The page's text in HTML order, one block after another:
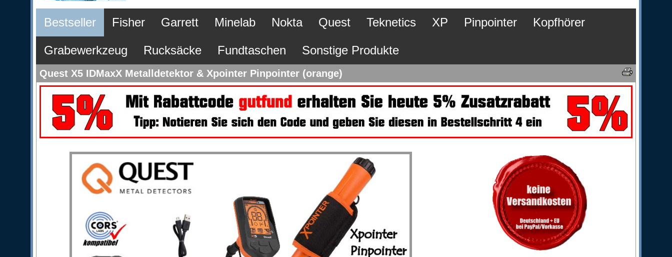
Bestseller Fisher Garrett Minelab Nokta Quest Teknetics XP Pinpointer Kopfhörer
Grabewerkzeug Rucksäcke Fundtaschen Sonstige Produkte
Quest X5 IDMaxX Metalldetektor & Xpointer Pinpointer (orange)